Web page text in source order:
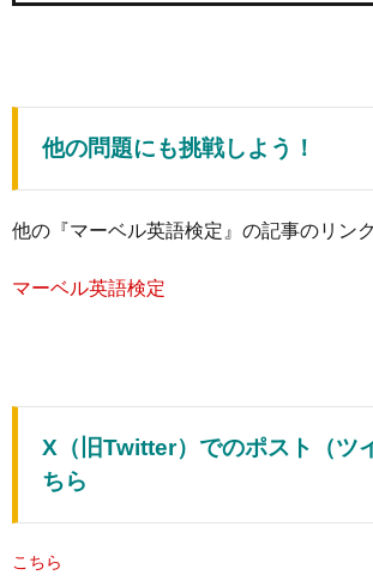
他の問題にも挑戦しよう！
他の『マーベル英語検定』の記事のリン
マーベル英語検定
X（旧Twitter）でのポスト（ツ
ちら
こちら